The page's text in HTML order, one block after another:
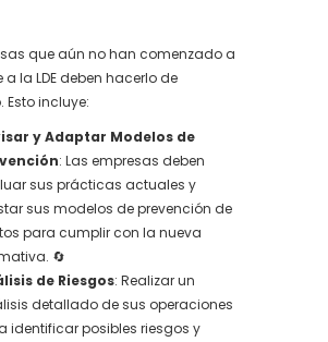
que aún no han comenzado a
la LDE deben hacerlo de
incluye:
y Adaptar Modelos de
: Las empresas deben
sus prácticas actuales y
sus modelos de prevención de
para cumplir con la nueva
🔄
de Riesgos: Realizar un
detallado de sus operaciones
identificar posibles riesgos y